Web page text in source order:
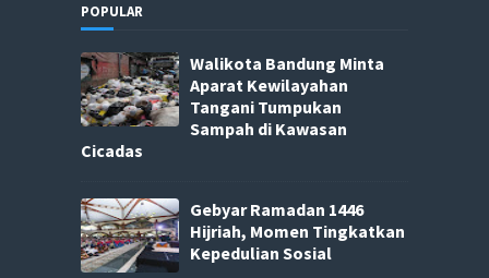
POPULAR
Walikota Bandung Minta
Aparat Kewilayahan
Tangani Tumpukan
Sampah di Kawasan
Cicadas
Gebyar Ramadan 1446
Hijriah, Momen Tingkatkan
Kepedulian Sosial